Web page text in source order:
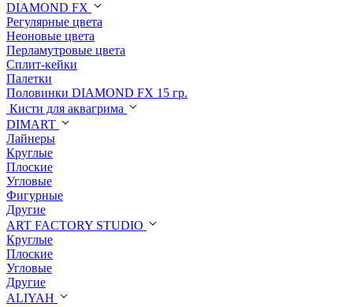
DIAMOND FX
Регулярные цвета
Неоновые цвета
Перламутровые цвета
Сплит-кейки
Палетки
Половинки DIAMOND FX 15 гр.
Кисти для аквагрима
DIMART
Лайнеры
Круглые
Плоские
Угловые
Фигурные
Другие
ART FACTORY STUDIO
Круглые
Плоские
Угловые
Другие
ALIYAH